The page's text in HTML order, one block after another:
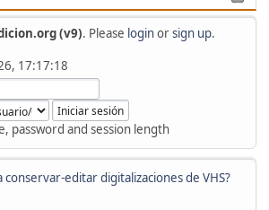
(v9). Please loginorsign up.
17:17:18
password and session length
editar digitalizaciones de VHS?